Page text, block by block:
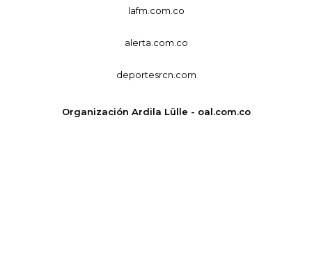
lafm.com.co
alerta.com.co
deportesrcn.com
Organización Ardila Lülle - oal.com.co